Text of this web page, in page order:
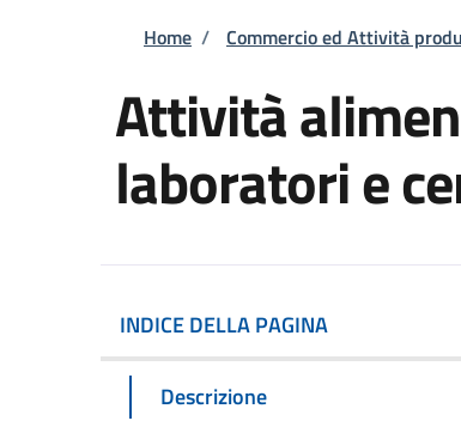
Briciole di pane
Home / Commercio ed Attività
Attività
laboratori e
INDICE DELLA PAGINA
Descrizione